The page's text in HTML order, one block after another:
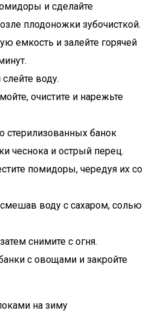
и сделайте
плодоножки зубочисткой.
емкость и залейте горячей
воду.
очистите и нарежьте
стерилизованных банок
чеснока и острый перец.
помидоры, чередуя их со
воду с сахаром, солью
снимите с огня.
с овощами и закройте
на зиму